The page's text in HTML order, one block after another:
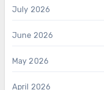
July 2026
June 2026
May 2026
April 2026